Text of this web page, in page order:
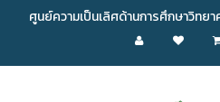
ศูนย์ความเป็นเลิศด้านการศึกษาวิทย